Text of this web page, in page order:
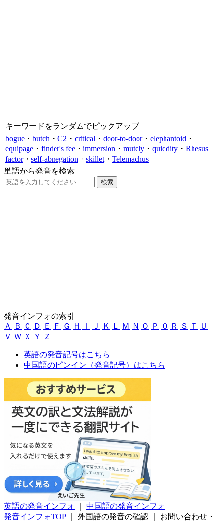
キーワードをランダムでピックアップ
bogue ・ butch ・ C2 ・ critical ・ door-to-door・ elephantoid ・
equipage ・ finder's fee ・ immersion ・ mutely ・ quiddity ・ Rhesus
factor・ self-abnegation ・ skillet ・ Telemachus
単語から発音を検索
発音インフォの索引
Ａ
Ｂ Ｃ Ｄ Ｅ Ｆ Ｇ Ｈ Ｉ Ｊ Ｋ Ｌ Ｍ Ｎ Ｏ Ｐ Ｑ Ｒ Ｓ Ｔ
Ｕ
Ｖ Ｗ Ｘ Ｙ Ｚ
英語の発音記号はこちら
中国語のピンイン（発音記号）はこちら
英語の発音インフォ
中国語の発音インフォ
発音インフォTOP
外国語の発音の確認
お問い合わせ・